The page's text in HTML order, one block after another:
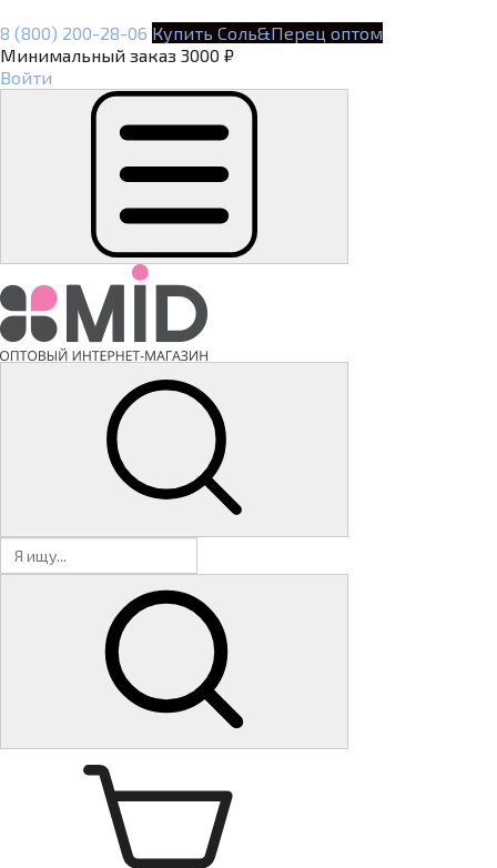
8 (800) 200-28-06 Купить Соль&Перец оптом
Минимальный заказ 3000 ₽
Войти